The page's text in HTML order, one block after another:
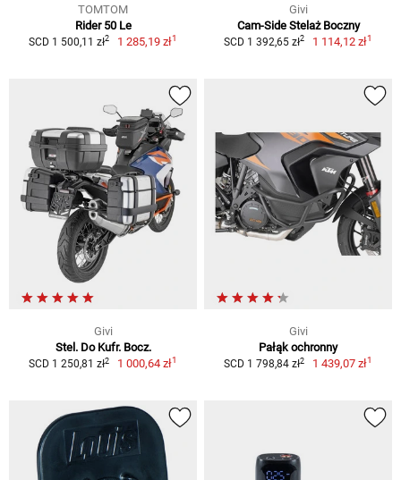
TOMTOM
Rider 50 Le
SCD 1 500,11 zł2 1 285,19 zł1
Givi
Cam-Side Stelaż Boczny
SCD 1 392,65 zł2 1 114,12 zł1
Givi
Stel. Do Kufr. Bocz.
SCD 1 250,81 zł2 1 000,64 zł1
Givi
Pałąk ochronny
SCD 1 798,84 zł2 1 439,07 zł1